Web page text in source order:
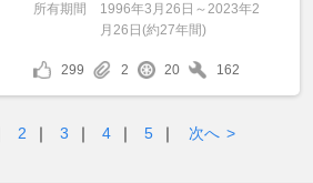
所有期間
1996年3月26日～2023年2
月26日(約27年間)
299 2 20 162
2 ｜ 3 ｜ 4 ｜ 5 ｜ 次へ >